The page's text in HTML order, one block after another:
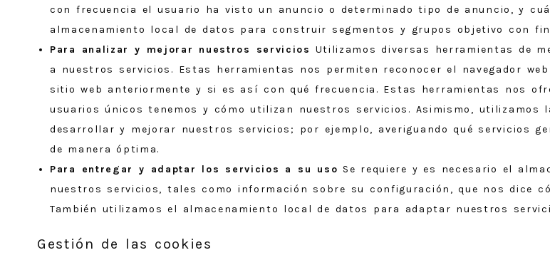
con frecuencia el usuario ha visto un anuncio o determinado tipo de anuncio, y
almacenamiento local de datos para construir segmentos y grupos objetivo con
Para analizar y mejorar nuestros servicios Utilizamos diversas herramientas de
a nuestros servicios. Estas herramientas nos permiten reconocer el navegador
sitio web anteriormente y si es así con qué frecuencia. Estas herramientas nos
usuarios únicos tenemos y cómo utilizan nuestros servicios. Asimismo, utilizamos
desarrollar y mejorar nuestros servicios; por ejemplo, averiguando qué servicios
de manera óptima.
Para entregar y adaptar los servicios a su uso Se requiere y es necesario el
nuestros servicios, tales como información sobre su configuración, que nos dice
También utilizamos el almacenamiento local de datos para adaptar nuestros
Gestión de las cookies